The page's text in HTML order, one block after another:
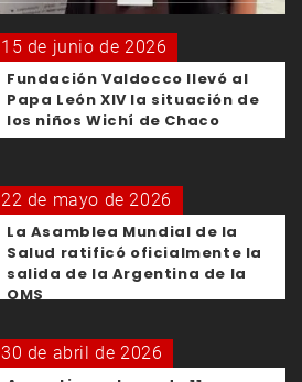
15 de junio de 2026
Fundación Valdocco llevó al
Papa León XIV la situación de
los niños Wichí de Chaco
22 de mayo de 2026
La Asamblea Mundial de la
Salud ratificó oficialmente la
salida de la Argentina de la
OMS
30 de abril de 2026